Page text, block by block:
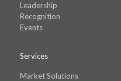
Leadership
Recognition
Events
Services
Market Solutions